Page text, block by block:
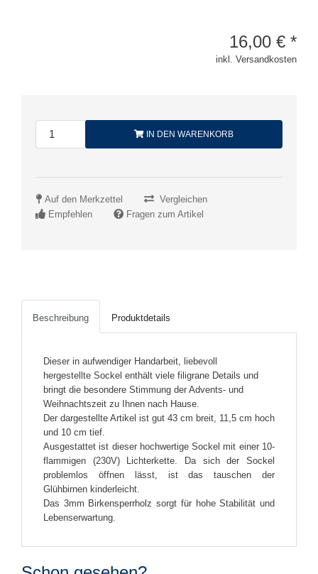
16,00 € *
inkl. Versandkosten
IN DEN WARENKORB
Auf den Merkzettel
Vergleichen
Empfehlen
Fragen zum Artikel
Beschreibung Produktdetails
Dieser in aufwendiger Handarbeit, liebevoll
hergestellte Sockel enthält viele filigrane Details und
bringt die besondere Stimmung der Advents- und
Weihnachtszeit zu Ihnen nach Hause.
Der dargestellte Artikel ist gut 43 cm breit, 11,5 cm hoch
und 10 cm tief.
Ausgestattet ist dieser hochwertige Sockel mit einer 10-
flammigen (230V) Lichterkette. Da sich der Sockel
problemlos öffnen lässt, ist das tauschen der
Glühbirnen kinderleicht.
Das 3mm Birkensperrholz sorgt für hohe Stabilität und
Lebenserwartung.